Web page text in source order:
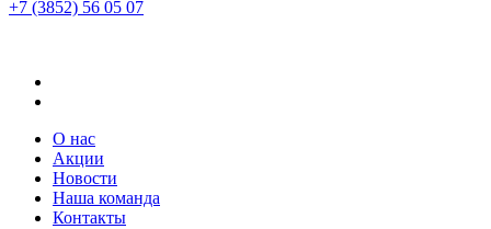
+7 (3852) 56 05 07
О нас
Акции
Новости
Наша команда
Контакты